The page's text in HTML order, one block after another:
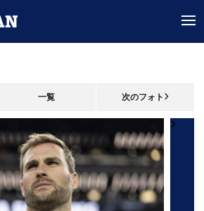
一覧 次のフォト